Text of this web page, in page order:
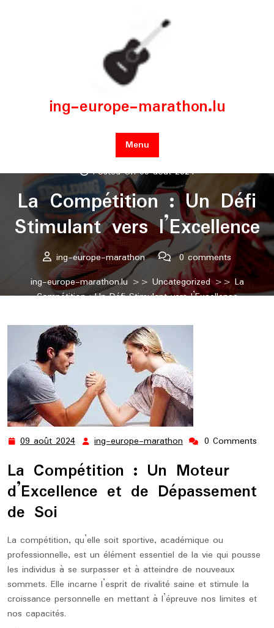
ing-europe-marathon.lu
Menu
Posted On 09 août 2024
La Compétition : Un Défi
Stimulant vers l’Excellence
ing-europe-marathon
0 comments
ing-europe-marathon.lu>> Uncategorized>> La
Compétition : Un Défi Stimulant vers l’Excellence
09 août 2024 09
2024
ing-europe-marathon ing-
marathon
0 Comments
La Compétition : Un Moteur
d’Excellence et de Dépassement
de Soi
La compétition, qu’elle soit sportive, académique ou
professionnelle, est un élément essentiel de la vie qui pousse
les individus à se surpasser et à atteindre de nouveaux
sommets. Elle incarne l’esprit de rivalité saine et stimule la
croissance personnelle en mettant à l’épreuve nos limites et
nos capacités.